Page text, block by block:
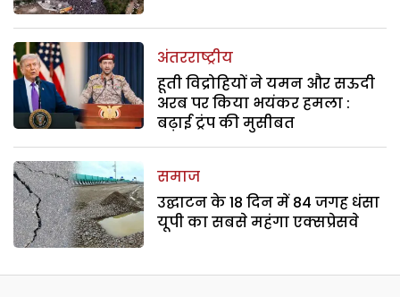
अंतरराष्ट्रीय
हूती विद्रोहियों ने यमन और सऊदी
अरब पर किया भयंकर हमला :
बढ़ाई ट्रंप की मुसीबत
समाज
उद्घाटन के 18 दिन में 84 जगह धंसा
यूपी का सबसे महंगा एक्सप्रेसवे